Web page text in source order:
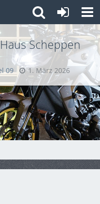
Scheppen
09 1. März 2026